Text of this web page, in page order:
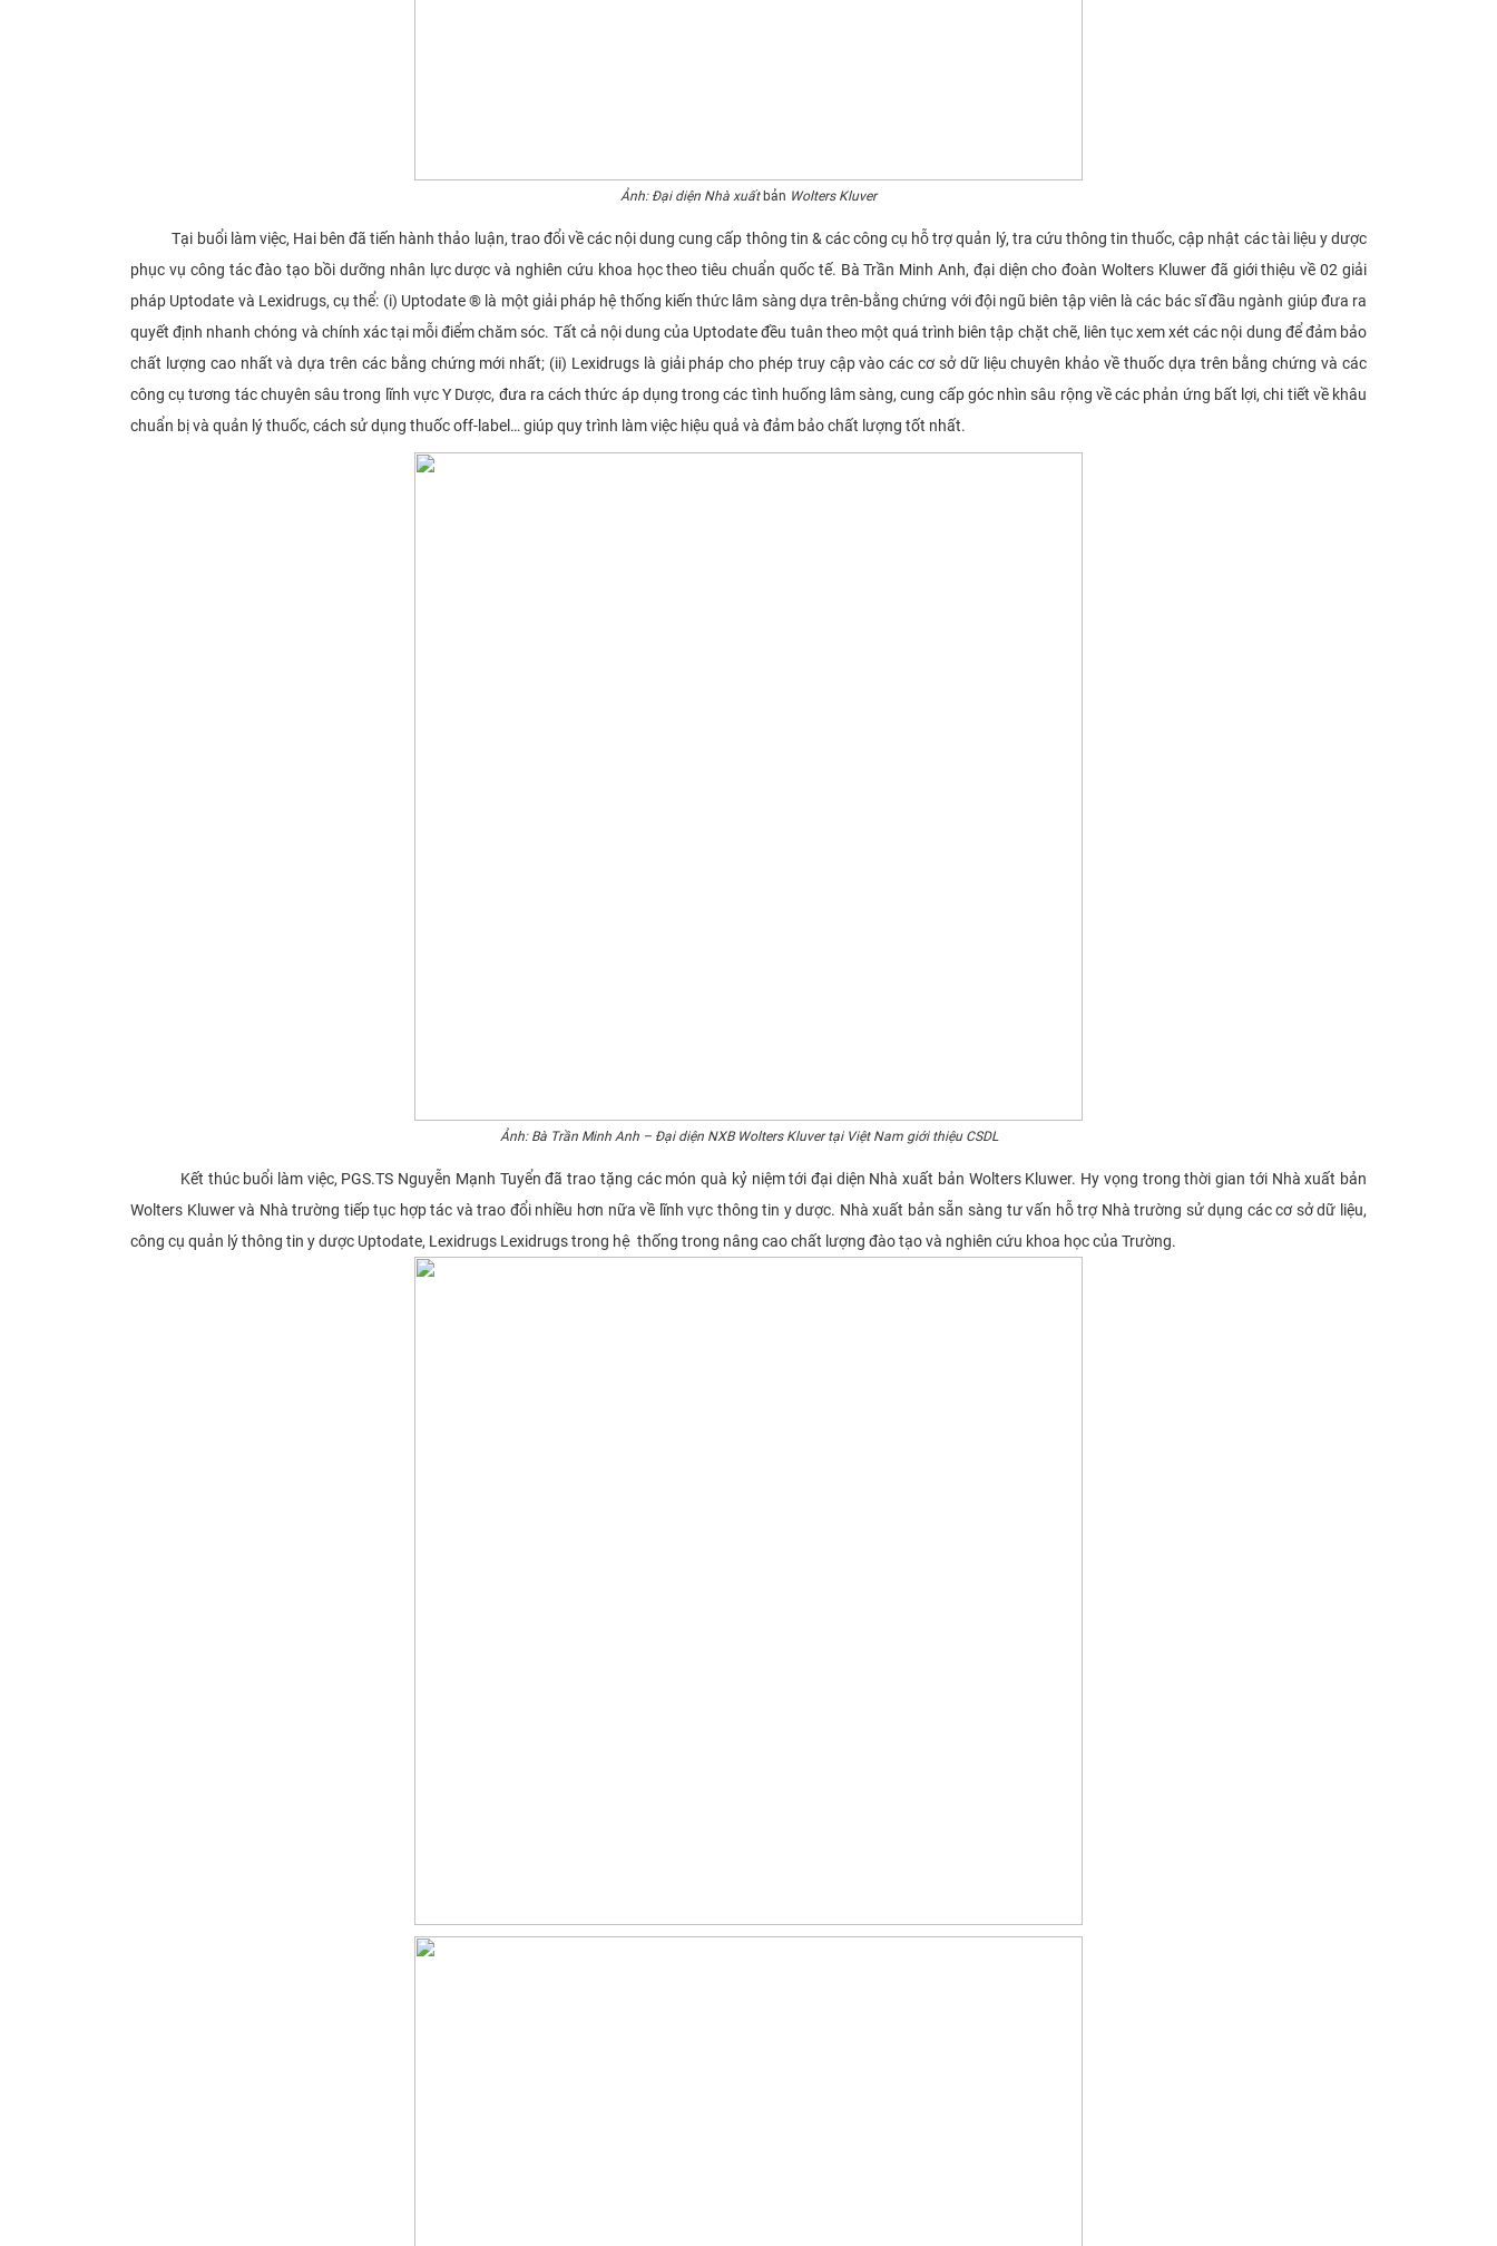
Ảnh: Đại diện Nhà xuấtbản Wolters Kluver
Tại buổi làm việc, Hai bên đã tiến hành thảo luận, trao đổi về các nội dung cung cấp thông tin & các công cụ hỗ trợ quản lý, tra cứu thông tin thuốc, cập nhật các tài liệu y dược
phục vụ công tác đào tạo bồi dưỡng nhân lực dược và nghiên cứu khoa học theo tiêu chuẩn quốc tế. Bà Trần Minh Anh, đại diện cho đoàn Wolters Kluwer đã giới thiệu về 02 giải
pháp Uptodate và Lexidrugs, cụ thể: (i) Uptodate ® là một giải pháp hệ thống kiến thức lâm sàng dựa trên-bằng chứng với đội ngũ biên tập viên là các bác sĩ đầu ngành giúp đưa ra
quyết định nhanh chóng và chính xác tại mỗi điểm chăm sóc. Tất cả nội dung của Uptodate đều tuân theo một quá trình biên tập chặt chẽ, liên tục xem xét các nội dung để đảm bảo
chất lượng cao nhất và dựa trên các bằng chứng mới nhất; (ii) Lexidrugs là giải pháp cho phép truy cập vào các cơ sở dữ liệu chuyên khảo về thuốc dựa trên bằng chứng và các
công cụ tương tác chuyên sâu trong lĩnh vực Y Dược, đưa ra cách thức áp dụng trong các tình huống lâm sàng, cung cấp góc nhìn sâu rộng về các phản ứng bất lợi, chi tiết về khâu
chuẩn bị và quản lý thuốc, cách sử dụng thuốc off-label… giúp quy trình làm việc hiệu quả và đảm bảo chất lượng tốt nhất.
Ảnh: Bà Trần Minh Anh – Đại diện NXB Wolters Kluver tại Việt Nam giới thiệu CSDL
Kết thúc buổi làm việc, PGS.TS Nguyễn Mạnh Tuyển đã trao tặng các món quà kỷ niệm tới đại diện Nhà xuất bản Wolters Kluwer. Hy vọng trong thời gian tới Nhà xuất bản
Wolters Kluwer và Nhà trường tiếp tục hợp tác và trao đổi nhiều hơn nữa về lĩnh vực thông tin y dược. Nhà xuất bản sẵn sàng tư vấn hỗ trợ Nhà trường sử dụng các cơ sở dữ liệu,
công cụ quản lý thông tin y dược Uptodate, Lexidrugs Lexidrugs trong hệ thống trong nâng cao chất lượng đào tạo và nghiên cứu khoa học của Trường.